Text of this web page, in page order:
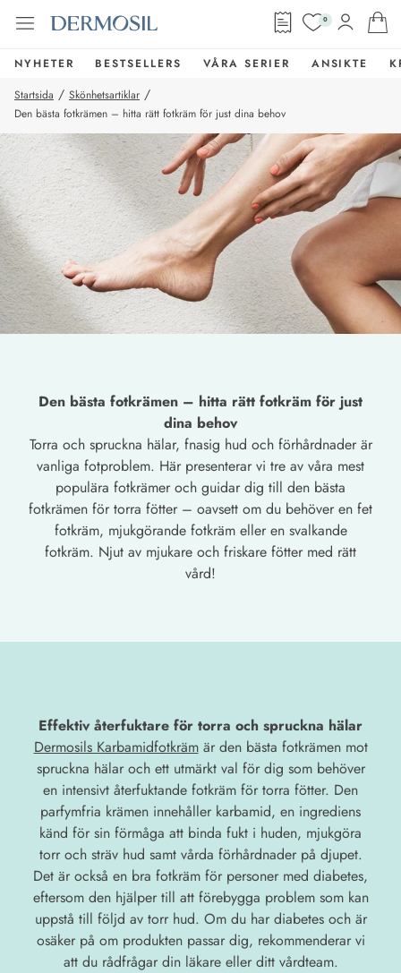
0
NYHETER BESTSELLERS VÅRA SERIER ANSIKTE
Startsida / Skönhetsartiklar /
Den bästa fotkrämen – hitta rätt fotkräm för just dina behov
Den bästa fotkrämen – hitta rätt fotkräm för just
dina behov
Torra och spruckna hälar, fnasig hud och förhårdnader är
vanliga fotproblem. Här presenterar vi tre av våra mest
populära fotkrämer och guidar dig till den bästa
fotkrämen för torra fötter – oavsett om du behöver en fet
fotkräm, mjukgörande fotkräm eller en svalkande
fotkräm. Njut av mjukare och friskare fötter med rätt
vård!
Effektiv återfuktare för torra och spruckna hälar
Dermosils Karbamidfotkrämär den bästa fotkrämen mot
spruckna hälar och ett utmärkt val för dig som behöver
en intensivt återfuktande fotkräm för torra fötter. Den
parfymfria krämen innehåller karbamid, en ingrediens
känd för sin förmåga att binda fukt i huden, mjukgöra
torr och sträv hud samt vårda förhårdnader på djupet.
Det är också en bra fotkräm för personer med diabetes,
eftersom den hjälper till att förebygga problem som kan
uppstå till följd av torr hud. Om du har diabetes och är
osäker på om produkten passar dig, rekommenderar vi
att du rådfrågar din läkare eller ditt vårdteam.